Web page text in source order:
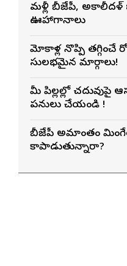
మళ్లీ బీజేపీ, అకాలీదళ్
ఊహాగానాలు
మోకాళ్ల నొప్పి తగ్గించే
సులభమైన మార్గాలు!
మీ పిల్లల్లో చదువుపై
పనులు చేయండి !
బీజేపీ అమాంతం
కాపాడుతున్నారా?